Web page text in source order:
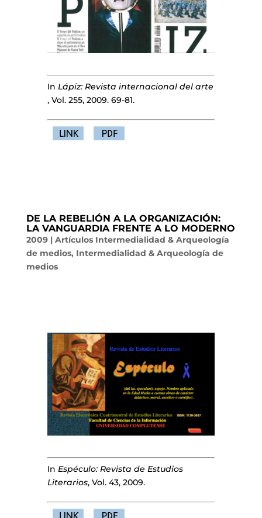
In Lápiz: Revista internacional del arte
, Vol. 255, 2009. 69-81.
DE LA REBELIÓN A LA ORGANIZACIÓN:
LA VANGUARDIA FRENTE A LO MODERNO
2009| Artículos Intermedialidad & Arqueología
de medios, Intermedialidad & Arqueología de
medios
In Espéculo: Revista de Estudios
Literarios, Vol. 43, 2009.